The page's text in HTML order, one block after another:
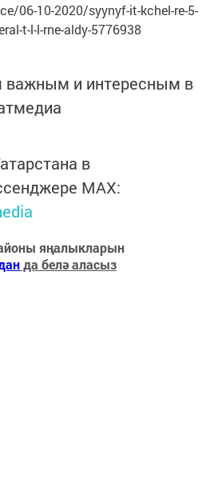
06-10-2020/syynyf-it-kchel-re-5-
t-l-l-rne-aldy-5776938
важным и интересным в
в
MАХ:
яңалыкларын
да белә аласыз